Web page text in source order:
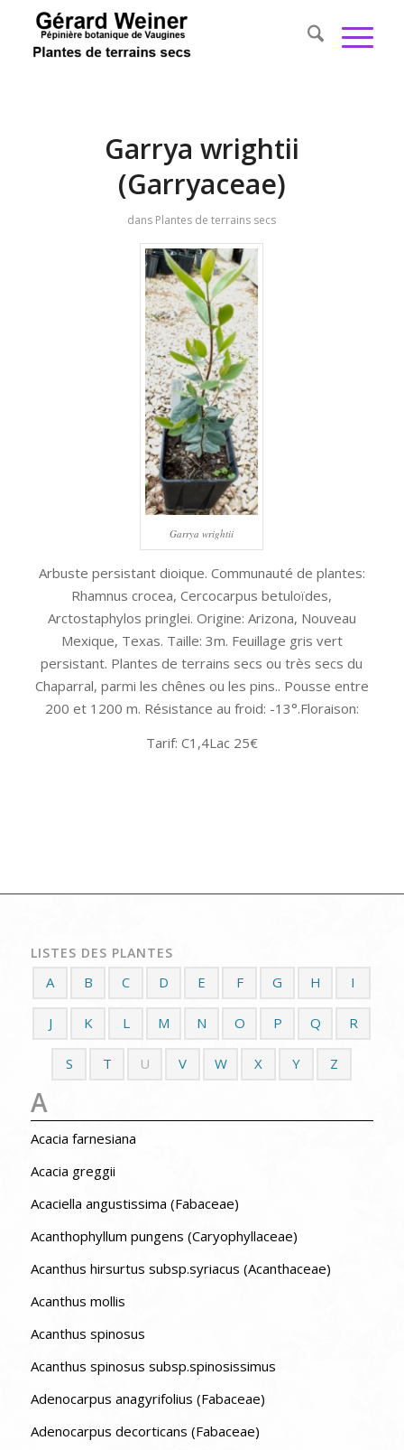
Garrya wrightii
(Garryaceae)
dans Plantes de terrains secs
Garrya wrightii
Arbuste persistant dioique. Communauté de plantes:
Rhamnus crocea, Cercocarpus betuloïdes,
Arctostaphylos pringlei. Origine: Arizona, Nouveau
Mexique, Texas. Taille: 3m. Feuillage gris vert
persistant. Plantes de terrains secs ou très secs du
Chaparral, parmi les chênes ou les pins.. Pousse entre
200 et 1200 m. Résistance au froid: -13°.Floraison:
Tarif: C1,4Lac 25€
LISTES DES PLANTES
A B C D E F G H I
J K L M N O P Q R
S T U V W X Y Z
A
Acacia farnesiana
Acacia greggii
Acaciella angustissima (Fabaceae)
Acanthophyllum pungens (Caryophyllaceae)
Acanthus hirsurtus subsp.syriacus (Acanthaceae)
Acanthus mollis
Acanthus spinosus
Acanthus spinosus subsp.spinosissimus
Adenocarpus anagyrifolius (Fabaceae)
Adenocarpus decorticans (Fabaceae)